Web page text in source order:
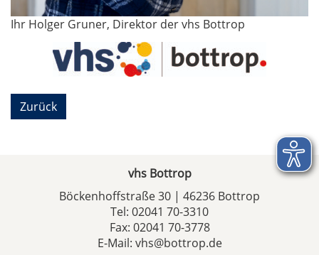
Ihr Holger Gruner, Direktor der vhs Bottrop
Zurück
vhs Bottrop
Böckenhoffstraße 30 | 46236 Bottrop
Tel: 02041 70-3310
Fax: 02041 70-3778
E-Mail: vhs@bottrop.de